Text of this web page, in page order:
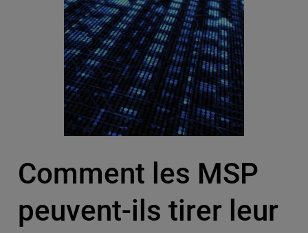
Comment les MSP
peuvent-ils tirer leur